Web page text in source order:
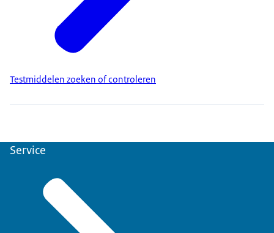
Testmiddelen zoeken of controleren
Service